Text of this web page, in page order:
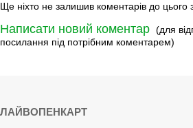
Ще ніхто не залишив коментарів до цього
Написати новий коментар (для
посилання під потрібним коментарем)
ЛАЙВОПЕНКАРТ